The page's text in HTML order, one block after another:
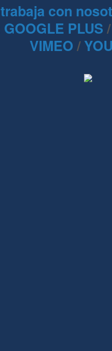
trabaja con
GOOGLE PLUS
VIMEO /